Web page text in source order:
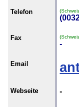
Telefon
Fax
-
Email
Webseite -